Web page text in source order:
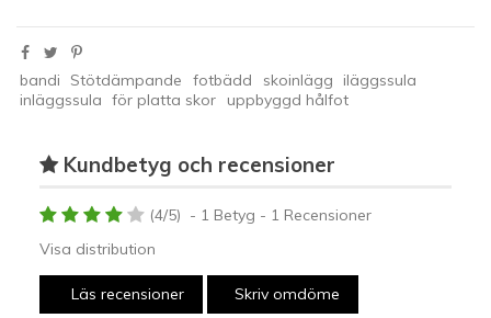
bandi Stötdämpande fotbädd skoinlägg
iläggssula
inläggssula för platta skor uppbyggd hålfot
Kundbetyg och recensioner
(4/5) - 1 Betyg - 1 Recensioner
Visa distribution
Läs recensioner Skriv omdöme